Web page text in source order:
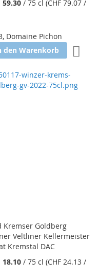
hinzufügen
59.30 /75 cl (CHF 79.07 /
, Domaine Pichon
den Warenkorb
Kremser Goldberg
Veltliner Kellermeister
Kremstal DAC
18.10 /75 cl (CHF 24.13 /